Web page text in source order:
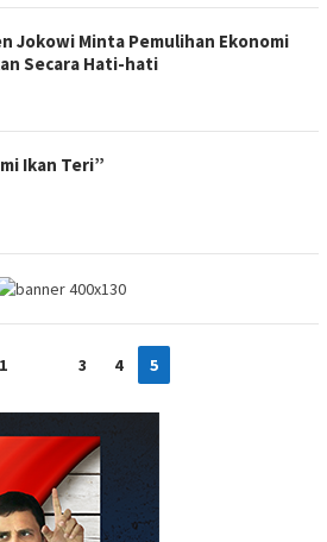
Jokowi Minta Pemulihan Ekonomi
Secara Hati-hati
Ikan Teri”
1 3 4 5